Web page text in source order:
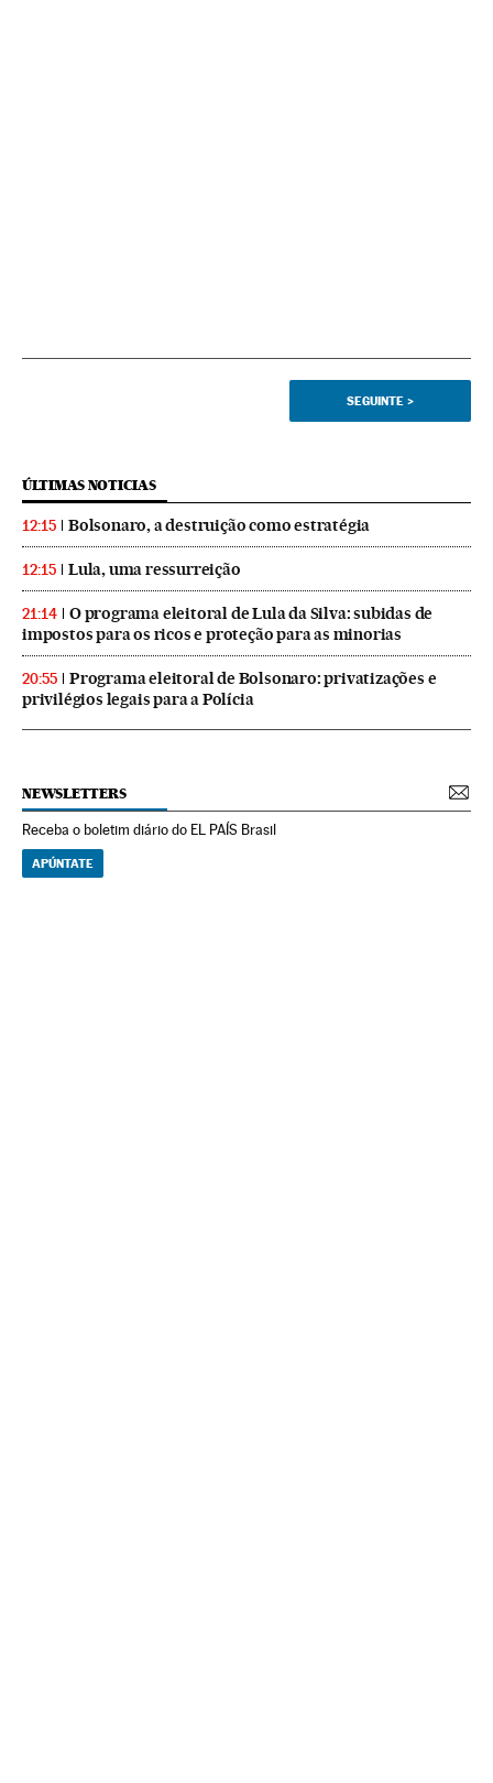
SEGUINTE >
ÚLTIMAS NOTICIAS
12:15 Bolsonaro, a destruição como estratégia
12:15 Lula, uma ressurreição
21:14
O programa eleitoral de Lula da Silva: subidas de
impostos para os ricos e proteção para as minorias
20:55
Programa eleitoral de Bolsonaro: privatizações e
privilégios legais para a Polícia
NEWSLETTERS
Receba o boletim diário do EL PAÍS Brasil
APÚNTATE